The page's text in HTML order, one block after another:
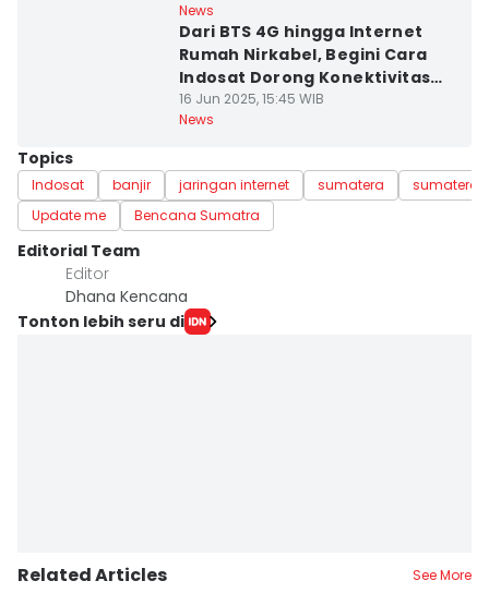
News
Dari BTS 4G hingga Internet
Rumah Nirkabel, Begini Cara
Indosat Dorong Konektivitas
dan Ekonomi di Jateng DIY
16 Jun 2025, 15:45 WIB
News
Topics
Indosat banjir jaringan internet sumatera
sumatera
Update me
Bencana Sumatra
Editorial Team
Editor
Dhana Kencana
Tonton lebih seru di
Related Articles See More